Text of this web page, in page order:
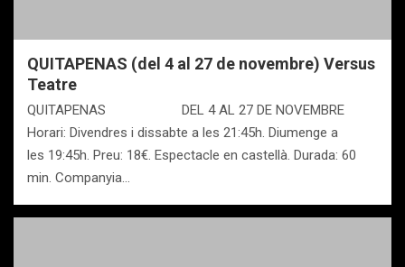
QUITAPENAS (del 4 al 27 de novembre) Versus
Teatre
QUITAPENAS DEL 4 AL 27 DE NOVEMBRE
Horari: Divendres i dissabte a les 21:45h. Diumenge a
les 19:45h. Preu: 18€. Espectacle en castellà. Durada: 60
min. Companyia…